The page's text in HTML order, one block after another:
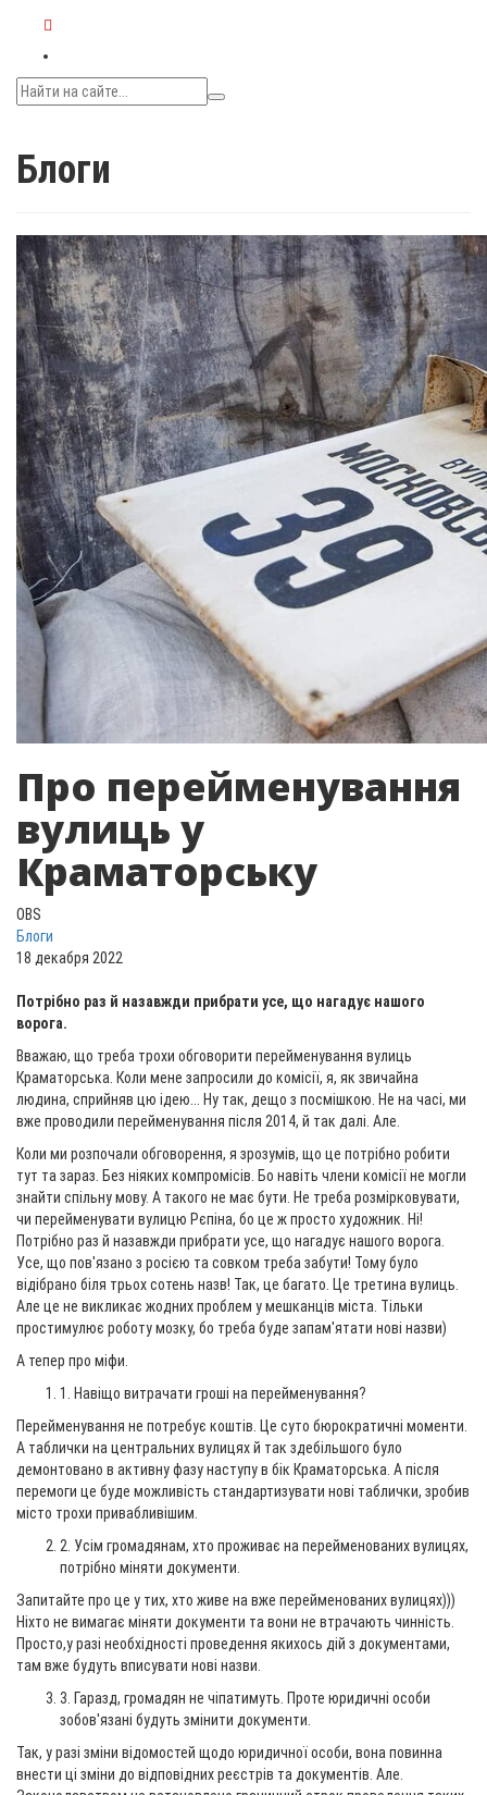
Блоги
Про перейменування
вулиць у
Краматорську
OBS
Блоги
18 декабря 2022
Потрібно раз й назавжди прибрати усе, що нагадує нашого
ворога.
Вважаю, що треба трохи обговорити перейменування вулиць
Краматорська. Коли мене запросили до комісії, я, як звичайна
людина, сприйняв цю ідею... Ну так, дещо з посмішкою. Не на часі, ми
вже проводили перейменування після 2014, й так далі. Але.
Коли ми розпочали обговорення, я зрозумів, що це потрібно робити
тут та зараз. Без ніяких компромісів. Бо навіть члени комісії не могли
знайти спільну мову. А такого не має бути. Не треба розмірковувати,
чи перейменувати вулицю Рєпіна, бо це ж просто художник. Ні!
Потрібно раз й назавжди прибрати усе, що нагадує нашого ворога.
Усе, що пов'язано з росією та совком треба забути! Тому було
відібрано біля трьох сотень назв! Так, це багато. Це третина вулиць.
Але це не викликає жодних проблем у мешканців міста. Тільки
простимулює роботу мозку, бо треба буде запам'ятати нові назви)
А тепер про міфи.
1. Навіщо витрачати гроші на перейменування?
Перейменування не потребує коштів. Це суто бюрократичні моменти.
А таблички на центральних вулицях й так здебільшого було
демонтовано в активну фазу наступу в бік Краматорська. А після
перемоги це буде можливість стандартизувати нові таблички, зробив
місто трохи привабливішим.
2. Усім громадянам, хто проживає на перейменованих вулицях,
потрібно міняти документи.
Запитайте про це у тих, хто живе на вже перейменованих вулицях)))
Ніхто не вимагає міняти документи та вони не втрачають чинність.
Просто,у разі необхідності проведення якихось дій з документами,
там вже будуть вписувати нові назви.
3. Гаразд, громадян не чіпатимуть. Проте юридичні особи
зобов'язані будуть змінити документи.
Так, у разі зміни відомостей щодо юридичної особи, вона повинна
внести ці зміни до відповідних реєстрів та документів. Але.